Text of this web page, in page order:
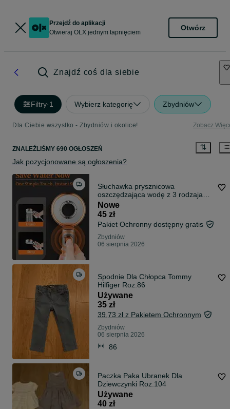
Przejdź do aplikacji
Otwieraj OLX jednym tapnięciem
Otwórz
Znajdź coś dla siebie
Filtry·1 Wybierz kategorię Zbydniów
Dla Ciebie wszystko - Zbydniów i okolice! Zobacz
ZNALEŹLIŚMY 690 OGŁOSZEŃ
Jak pozycjonowane są ogłoszenia?
Słuchawka prysznicowa
oszczędzająca wodę z 3 rodzajami
strumienia
Nowe
45 zł
Pakiet Ochronny dostępny gratis
Zbydniów
06 sierpnia 2026
Spodnie Dla Chłopca Tommy
Hilfiger Roz.86
Używane
35 zł
39,73 zł z Pakietem Ochronnym
Zbydniów
06 sierpnia 2026
86
Paczka Paka Ubranek Dla
Dziewczynki Roz.104
Używane
40 zł